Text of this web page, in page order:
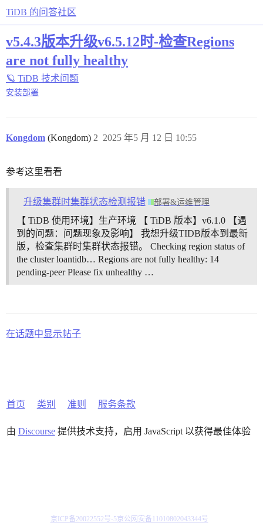
TiDB 的问答社区
v5.4.3版本升级v6.5.12时-检查Regions
are not fully healthy
🪐 TiDB 技术问题
安装部署
Kongdom (Kongdom) 2025 年5 月 12 日 10:55
2
参考这里看看
升级集群时集群状态检测报错 部署&运维管理
【 TiDB 使用环境】生产环境 【 TiDB 版本】v6.1.0 【遇
到的问题：问题现象及影响】 我想升级TIDB版本到最新
版，检查集群时集群状态报错。 Checking region status of
the cluster loantidb… Regions are not fully healthy: 14
pending-peer Please fix unhealthy …
在话题中显示帖子
首页 类别 准则 服务条款
由 Discourse提供技术支持，启用 JavaScript 以获得最佳体验
京ICP备20022552号-5京公网安备11010802043344号